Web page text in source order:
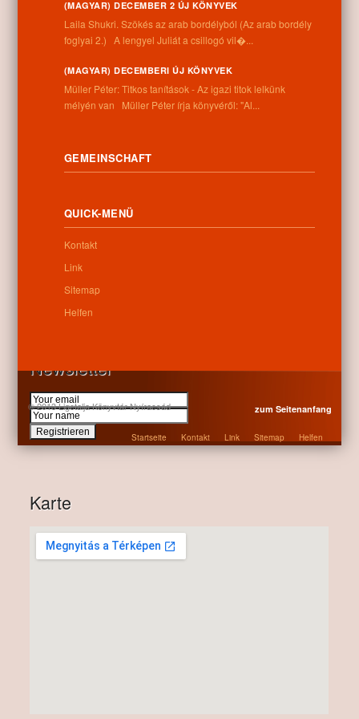
Informationen
Telefonnummer:
+36 52 206 031
Dienstag: 9:00-12:00 13:00-16:30
Donnerstag: 9:00-12:00 13:00-16:30
Freitag: 9:00-12:00 13:00-16:30
Sonntag: geschlossen
Newsletter
Karte
(MAGYAR) DECEMBER 2 ÚJ KÖNYVEK
Laila Shukri. Szökés ​az arab bordélyból (Az arab bordély
foglyai 2.) A lengyel Juliát a csillogó vil�...
(MAGYAR) DECEMBERI ÚJ KÖNYVEK
Müller Péter: Titkos tanítások - Az igazi titok lelkünk
mélyén van Müller Péter írja könyvéről: "Al...
GEMEINSCHAFT
QUICK-MENÜ
Kontakt
Link
Sitemap
Helfen
© 2013 Ligetalja Könyvtár Nyíracsád zum Seitenanfang
Startseite Kontakt Link Sitemap Helfen